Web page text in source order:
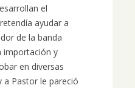
el
ayudar a
de la banda
importación y
en diversas
a Pastor le pareció